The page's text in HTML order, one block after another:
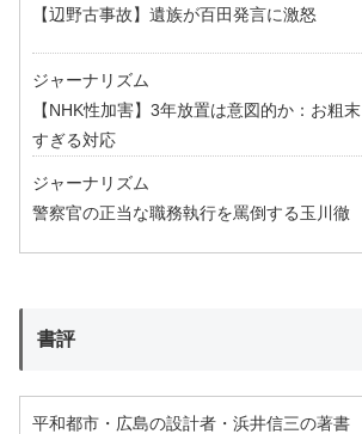
【辺野古事故】遺族が百田発言に激怒
ジャーナリズム
【NHK性加害】3年放置は意図的か：お粗末
すぎる対応
ジャーナリズム
警察官の正当な職務執行を罵倒する玉川徹
書評
平和都市・広島の設計者・浜井信三の著書